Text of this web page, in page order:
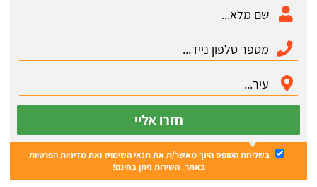
חזרו אליי
בשליחת הטופס הינך מאשר/ת אתתנאי השימושואתמדיניות הפרטיות
באתר. השירות ניתן בחינם!